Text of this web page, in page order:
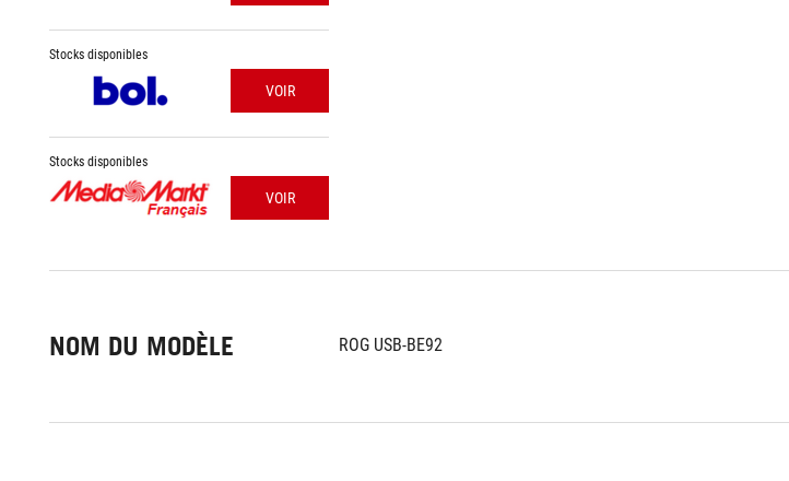
Stocks disponibles
VOIR
Stocks disponibles
VOIR
NOM DU MODÈLE ROG USB-BE92